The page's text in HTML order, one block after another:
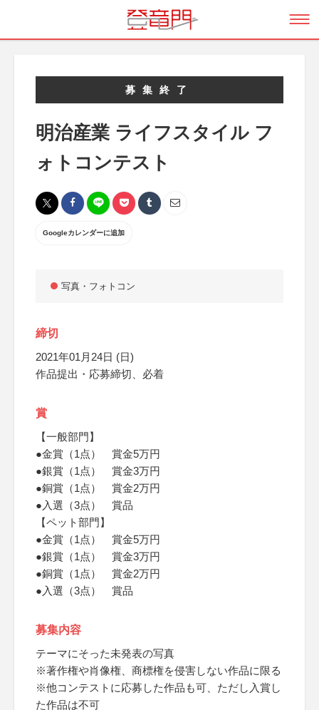
募集終了
明治産業 ライフスタイル フ
ォトコンテスト
Googleカレンダーに追加
写真・フォトコン
締切
2021年01月24日 (日)
作品提出・応募締切、必着
賞
【一般部門】
●金賞（1点） 賞金5万円
●銀賞（1点） 賞金3万円
●銅賞（1点） 賞金2万円
●入選（3点） 賞品
【ペット部門】
●金賞（1点） 賞金5万円
●銀賞（1点） 賞金3万円
●銅賞（1点） 賞金2万円
●入選（3点） 賞品
募集内容
テーマにそった未発表の写真
※著作権や肖像権、商標権を侵害しない作品に限る
※他コンテストに応募した作品も可、ただし入賞し
た作品は不可